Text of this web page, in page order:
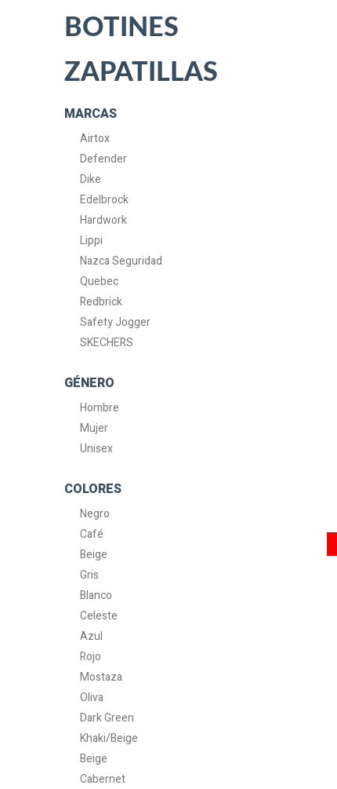
BOTINES
ZAPATILLAS
MARCAS
Airtox
Defender
Dike
Edelbrock
Hardwork
Lippi
Nazca Seguridad
Quebec
Redbrick
Safety Jogger
SKECHERS
GÉNERO
Hombre
Mujer
Unisex
COLORES
Negro
Café
Beige
Gris
Blanco
Celeste
Azul
Rojo
Mostaza
Oliva
Dark Green
Khaki/Beige
Beige
Cabernet